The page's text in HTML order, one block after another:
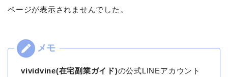
ページが表示されませんでした。
vividvine(在宅副業ガイド)の公式LINEアカウント